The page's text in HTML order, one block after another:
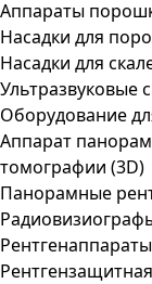
Аппараты
Насадки для
Насадки для
Ультразвуковые
Оборудование
Аппарат
томографии (3D)
Панорамные